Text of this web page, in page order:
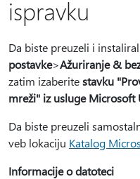
ispravku
Da biste preuzeli i
postavke>Ažuriranje &
zatim izaberitestavku
mreži" iz usluge Microsoft
Da biste preuzeli
veb lokaciju Katalog
Informacije o datoteci